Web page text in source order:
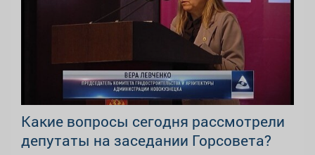
Какие вопросы сегодня рассмотрели
депутаты на заседании Горсовета?